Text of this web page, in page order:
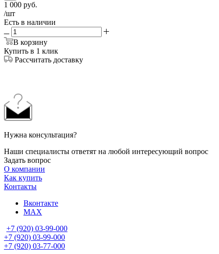
1 000 руб.
/шт
Есть в наличии
В корзину
Купить в 1 клик
Рассчитать доставку
Нужна консультация?
Наши специалисты ответят на любой интересующий вопрос
Задать вопрос
О компании
Как купить
Контакты
Вконтакте
MAX
+7 (920) 03-99-000
+7 (920) 03-99-000
+7 (920) 03-77-000